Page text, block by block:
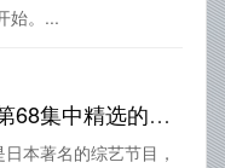
始。...
“志村大爆笑”第68集中精选的喜剧段子
日本著名的综艺节目，